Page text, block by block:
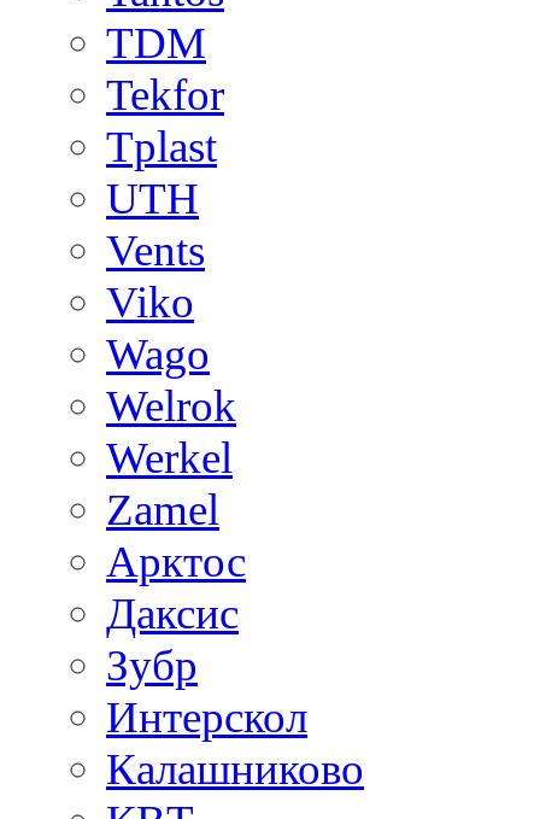
TDM
Tekfor
Tplast
UTH
Vents
Viko
Wago
Welrok
Werkel
Zamel
Арктос
Даксис
Зубр
Интерскол
Калашниково